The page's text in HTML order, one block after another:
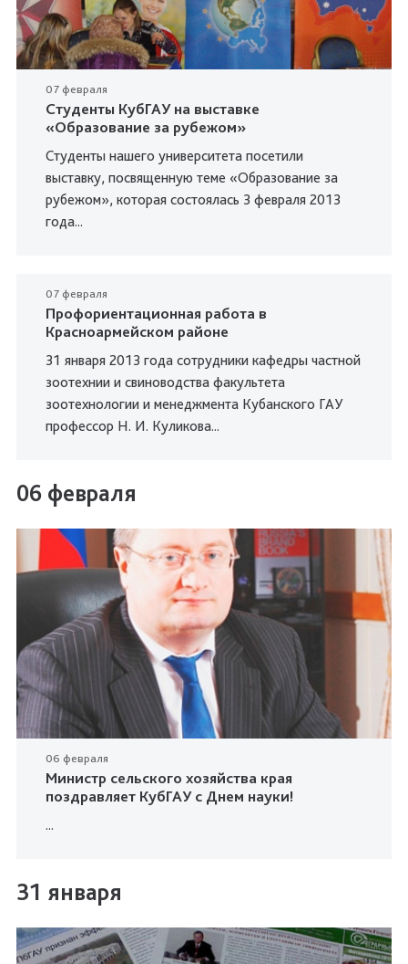
07 февраля
Студенты КубГАУ на выставке
«Образование за рубежом»
Студенты нашего университета посетили
выставку, посвященную теме «Образование за
рубежом», которая состоялась 3 февраля 2013
года...
07 февраля
Профориентационная работа в
Красноармейском районе
31 января 2013 года сотрудники кафедры частной
зоотехнии и свиноводства факультета
зоотехнологии и менеджмента Кубанского ГАУ
профессор Н. И. Куликова...
06 февраля
06 февраля
Министр сельского хозяйства края
поздравляет КубГАУ с Днем науки!
...
31 января